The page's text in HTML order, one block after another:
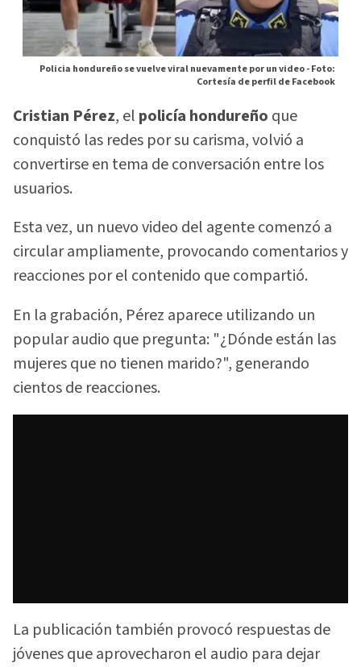
Policia hondureño se vuelve viral nuevamente por un video -Foto:
Cortesía de perfil de Facebook
Cristian Pérez, el policía hondureño que
conquistó las redes por su carisma, volvió a
convertirse en tema de conversación entre los
usuarios.
Esta vez, un nuevo video del agente comenzó a
circular ampliamente, provocando comentarios y
reacciones por el contenido que compartió.
En la grabación, Pérez aparece utilizando un
popular audio que pregunta: "¿Dónde están las
mujeres que no tienen marido?", generando
cientos de reacciones.
La publicación también provocó respuestas de
jóvenes que aprovecharon el audio para dejar